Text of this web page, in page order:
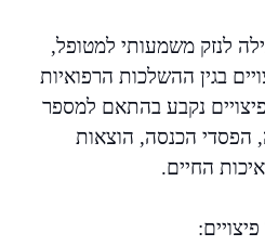
לנזק משמעותי למטופל,
בגין ההשלכות הרפואיות
נקבע בהתאם למספר
הפסדי הכנסה, הוצאות
החיים.